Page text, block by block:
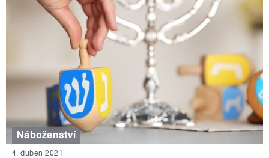
Náboženství
4. duben 2021